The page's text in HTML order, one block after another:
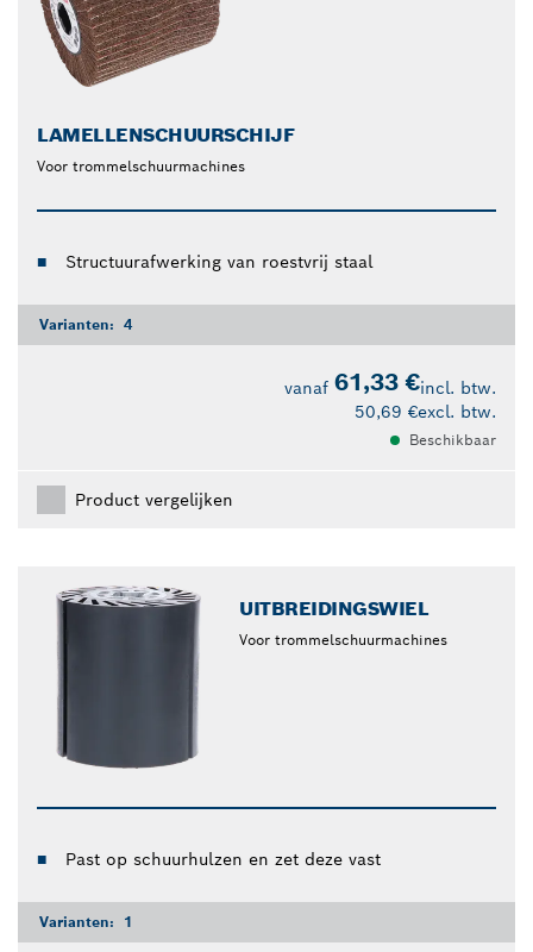
LAMELLENSCHUURSCHIJF
Voor trommelschuurmachines
Structuurafwerking van roestvrij staal
Varianten: 4
vanaf 61,33 €incl. btw.
50,69 €excl. btw.
Beschikbaar
Product vergelijken
UITBREIDINGSWIEL
Voor trommelschuurmachines
Past op schuurhulzen en zet deze vast
Varianten: 1